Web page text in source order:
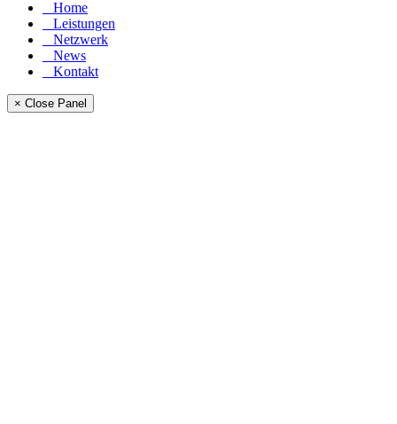
Home
Leistungen
Netzwerk
News
Kontakt
× Close Panel